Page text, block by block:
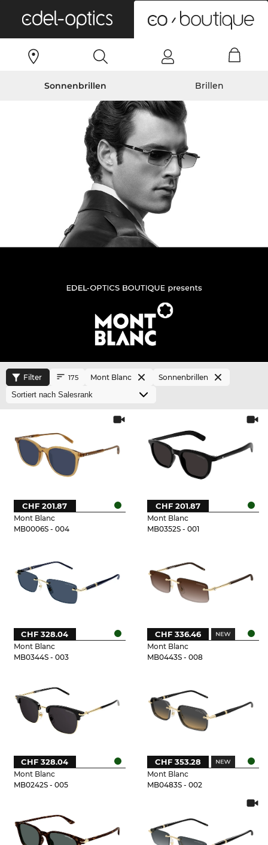
Sonnenbrillen Brillen
Filter 175 Mont Blanc Sonnenbrillen
Mont Blanc
MB0006S - 004
CHF 201.87
Mont Blanc
MB0352S - 001
CHF 201.87
Mont Blanc
MB0344S - 003
CHF 328.04
Mont Blanc
MB0443S - 008
CHF 336.46
Mont Blanc
MB0242S - 005
CHF 328.04
Mont Blanc
MB0483S - 002
CHF 353.28